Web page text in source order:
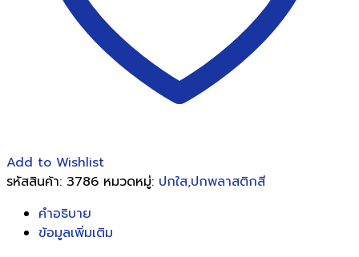
Add to Wishlist
รหัสสินค้า: 3786 หมวดหมู่: ปกใส,ปกพลาสติกสี
คำอธิบาย
ข้อมูลเพิ่มเติม